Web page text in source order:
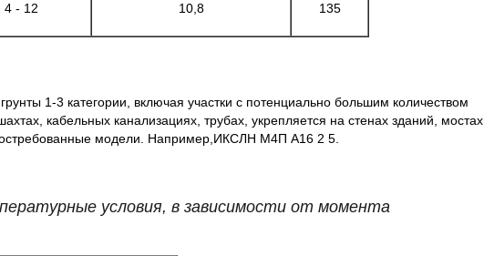
4 - 12 10,8 135
1-3 категории, включая участки с потенциально большим количеством
кабельных канализациях, трубах, укрепляется на стенах зданий, мостах,
модели. Например,ИКСЛН М4П А16 2 5.
условия, в зависимости от момента